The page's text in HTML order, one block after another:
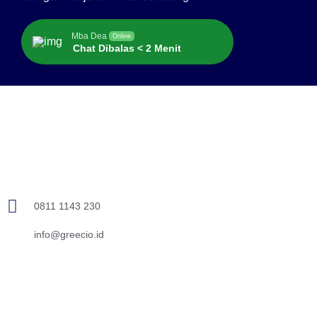
Mba Dea Online
Chat Dibalas < 2 Menit
0811 1143 230
info@greecio.id